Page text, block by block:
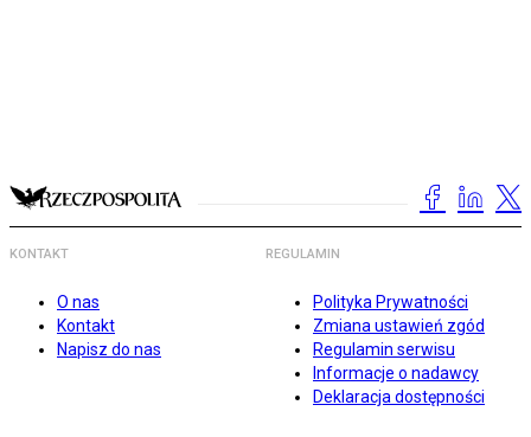
KONTAKT
O nas
Kontakt
Napisz do nas
REGULAMIN
Polityka Prywatności
Zmiana ustawień zgód
Regulamin serwisu
Informacje o nadawcy
Deklaracja dostępności